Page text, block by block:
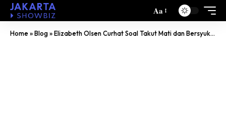
Aa
Home»Blog»Elizabeth Olsen Curhat Soal Takut Mati dan Bersyukur Bisa Menua Lewat Film Eternity